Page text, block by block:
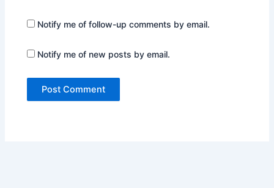
Notify me of follow-up comments by email.
Notify me of new posts by email.